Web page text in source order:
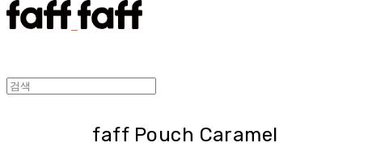
faff Pouch Caramel